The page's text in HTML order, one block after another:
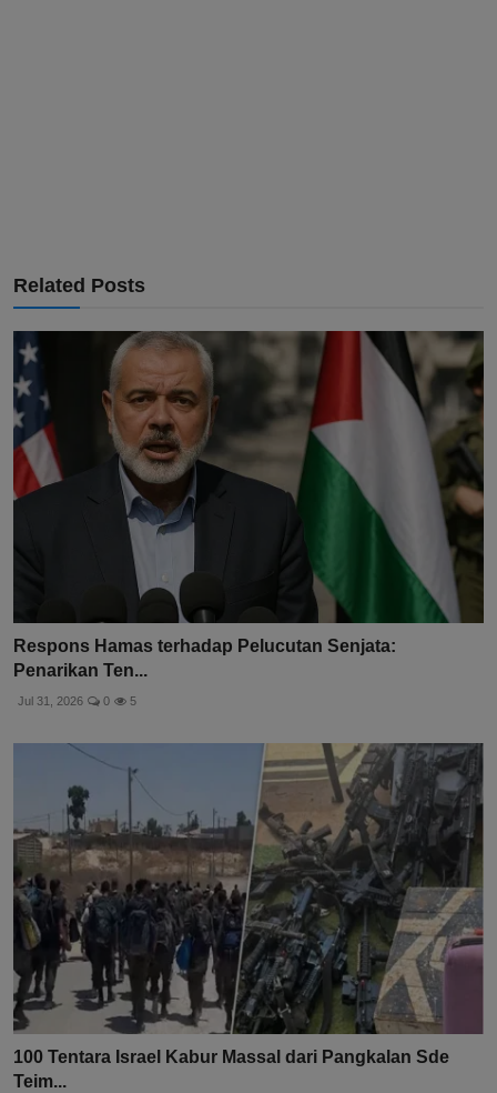
Related Posts
Respons Hamas terhadap Pelucutan Senjata:
Penarikan Ten...
Jul 31, 2026 0 5
100 Tentara Israel Kabur Massal dari Pangkalan Sde
Teim...